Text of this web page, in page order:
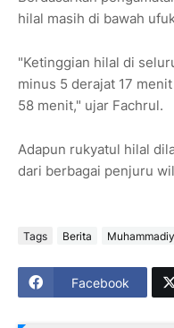
hilal masih di bawah
"Ketinggian hilal di
minus 5 derajat 17
58 menit," ujar Fachrul.
Adapun rukyatul hilal
dari berbagai penjuru
Tags Berita
Facebook